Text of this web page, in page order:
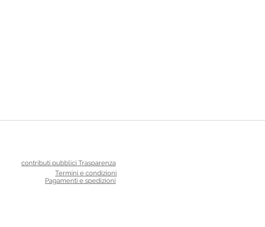
Termini e condizioni
Pagamenti e spedizioni
contributi pubblici Trasparenza